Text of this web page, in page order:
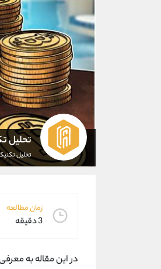
تحلیل
تحلیل
زمان مطالعه
3 دقیقه